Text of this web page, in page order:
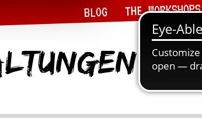
BLOG THE WORKSHOPS